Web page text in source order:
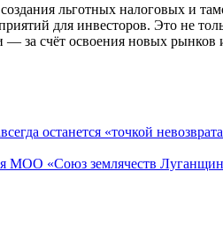
создания льготных налоговых
для инвесторов. Это не
— за счёт освоения новых
останется «точкой
МОО «Союз землячеств